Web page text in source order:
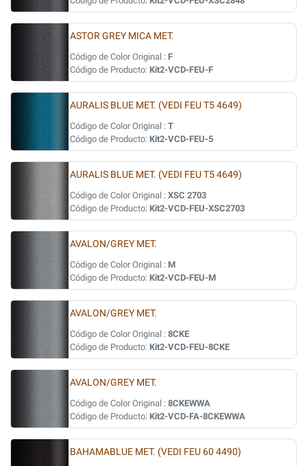
ASTOR GREY MICA MET.
Código de Color Original : F
Código de Producto: Kit2-VCD-FEU-F
AURALIS BLUE MET. (VEDI FEU T5 4649)
Código de Color Original : T
Código de Producto: Kit2-VCD-FEU-5
AURALIS BLUE MET. (VEDI FEU T5 4649)
Código de Color Original : XSC 2703
Código de Producto: Kit2-VCD-FEU-XSC2703
AVALON/GREY MET.
Código de Color Original : M
Código de Producto: Kit2-VCD-FEU-M
AVALON/GREY MET.
Código de Color Original : 8CKE
Código de Producto: Kit2-VCD-FEU-8CKE
AVALON/GREY MET.
Código de Color Original : 8CKEWWA
Código de Producto: Kit2-VCD-FA-8CKEWWA
BAHAMABLUE MET. (VEDI FEU 60 4490)